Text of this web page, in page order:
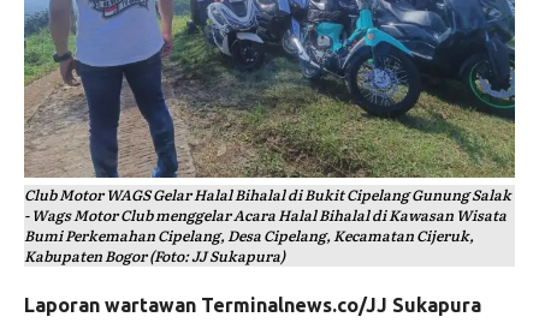
Club Motor WAGS Gelar Halal Bihalal di Bukit Cipelang Gunung Salak
- Wags Motor Club menggelar Acara Halal Bihalal di Kawasan Wisata
Bumi Perkemahan Cipelang, Desa Cipelang, Kecamatan Cijeruk,
Kabupaten Bogor (Foto: JJ Sukapura)
Laporan wartawan Terminalnews.co/JJ Sukapura